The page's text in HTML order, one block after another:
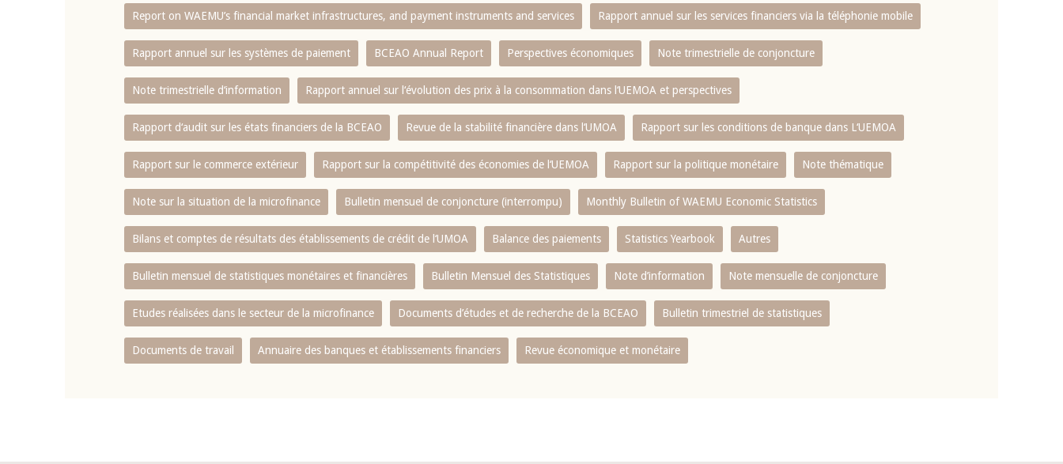
Report on WAEMU’s financial market infrastructures, and payment instruments and services Rapport annuel sur les services financiers via la téléphonie mobile
Rapport annuel sur les systèmes de paiement BCEAO Annual Report Perspectives économiques Note trimestrielle de conjoncture
Note trimestrielle d‘information Rapport annuel sur l‘évolution des prix à la consommation dans l‘UEMOA et perspectives
Rapport d‘audit sur les états financiers de la BCEAO Revue de la stabilité financière dans l‘UMOA Rapport sur les conditions de banque dans L‘UEMOA
Rapport sur le commerce extérieur Rapport sur la compétitivité des économies de l‘UEMOA Rapport sur la politique monétaire Note thématique
Note sur la situation de la microfinance Bulletin mensuel de conjoncture (interrompu) Monthly Bulletin of WAEMU Economic Statistics
Bilans et comptes de résultats des établissements de crédit de l‘UMOA Balance des paiements Statistics Yearbook Autres
Bulletin mensuel de statistiques monétaires et financières Bulletin Mensuel des Statistiques Note d’information Note mensuelle de conjoncture
Etudes réalisées dans le secteur de la microfinance Documents d’études et de recherche de la BCEAO Bulletin trimestriel de statistiques
Documents de travail Annuaire des banques et établissements financiers Revue économique et monétaire